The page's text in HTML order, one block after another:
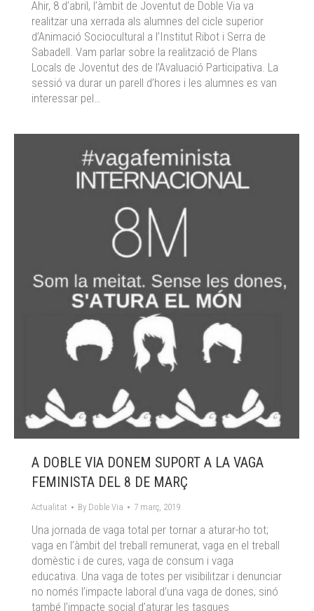
Ahir, 8 d’abril, l’àmbit de Joventut de Doble Via va
realitzar una xerrada als alumnes del cicle superior
d’Animació Sociocultural a l’Institut Ribot i Serra de
Sabadell. Vam parlar sobre la realització de Plans
Locals de Joventut des de l’Avaluació Participativa. La
sessió va durar un parell d’hores i les alumnes es van
interessar pel…
A DOBLE VIA DONEM SUPORT A LA VAGA
FEMINISTA DEL 8 DE MARÇ
Actualitat By Doble Via 7 març, 2019
Una jornada de vaga total per tornar a aturar-ho tot;
vaga en l’àmbit del treball remunerat, vaga en el treball
domèstic i de cures, vaga de consum i vaga
educativa. Una vaga de totes per visibilitzar i denunciar
no només l’impacte laboral d’una vaga de dones, sinó
també l’impacte social d’aturar les tasques